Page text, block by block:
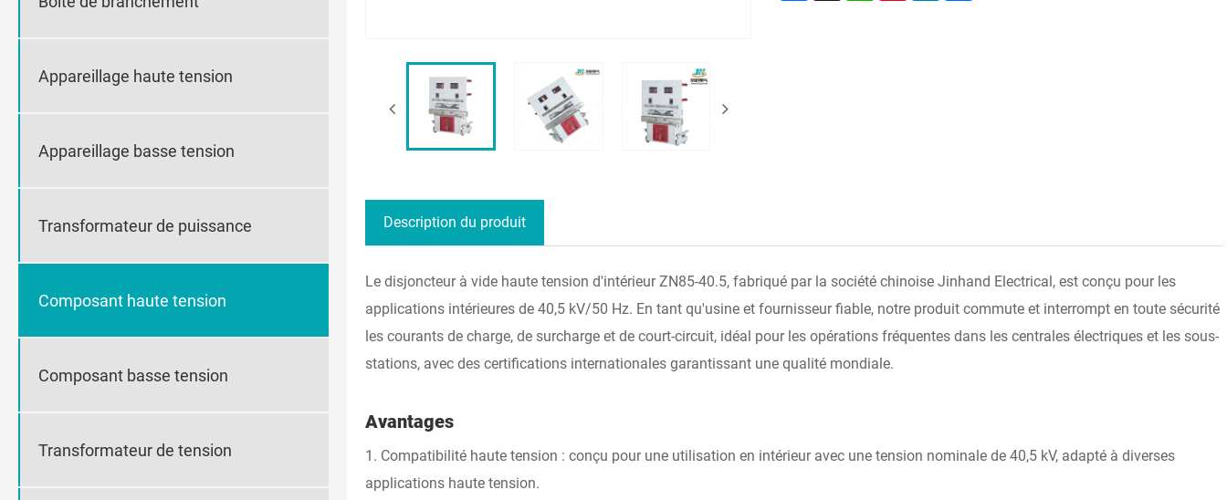
Appareillage haute tension
Appareillage basse tension
Transformateur de puissance
Composant haute tension
Composant basse tension
Transformateur de tension
Description du produit
Le disjoncteur à vide haute tension d'intérieur ZN85-40.5, fabriqué par la société chinoise Jinhand Electrical, est conçu pour les
applications intérieures de 40,5 kV/50 Hz. En tant qu'usine et fournisseur fiable, notre produit commute et interrompt en toute sécurité
les courants de charge, de surcharge et de court-circuit, idéal pour les opérations fréquentes dans les centrales électriques et les sous-
stations, avec des certifications internationales garantissant une qualité mondiale.
Avantages
1. Compatibilité haute tension : conçu pour une utilisation en intérieur avec une tension nominale de 40,5 kV, adapté à diverses
applications haute tension.